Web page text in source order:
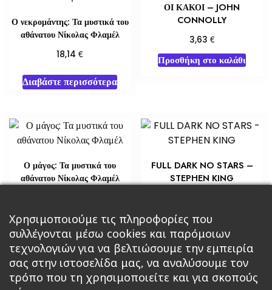
Ο νεκρομάντης: Τα μυστικά του
αθάνατου Νίκολας Φλαμέλ
18,14€
Διαβάστε περισσότερα
ΟΙ ΚΑΚΟΙ – JOHN
CONNOLLY
3,63 €
Προσθήκη στο καλάθι
Ο μάγος: Τα μυστικά του
αθάνατου Νίκολας Φλαμέλ
Διαβάστε περισσότερα
FULL DARK NO STARS –
STEPHEN KING
Προσθήκη στο καλάθι
Χρησιμοποιούμε τις πληροφορίες που
συλλέγονται μέσω cookies και παρόμοιων
τεχνολογιών για να βελτιώσουμε την εμπειρία
σας στην ιστοσελίδα μας, να αναλύσουμε τον
τρόπο που τη χρησιμοποιείτε και για σκοπούς